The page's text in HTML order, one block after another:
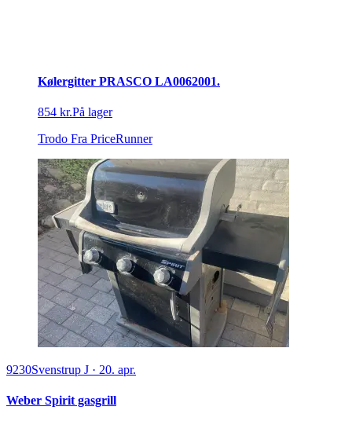
Kølergitter PRASCO LA0062001.
854 kr.På lager
Trodo Fra PriceRunner
9230Svenstrup J · 20. apr.
Weber Spirit gasgrill